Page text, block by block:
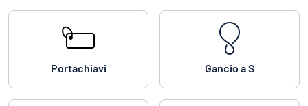
Portachiavi Gancio a S